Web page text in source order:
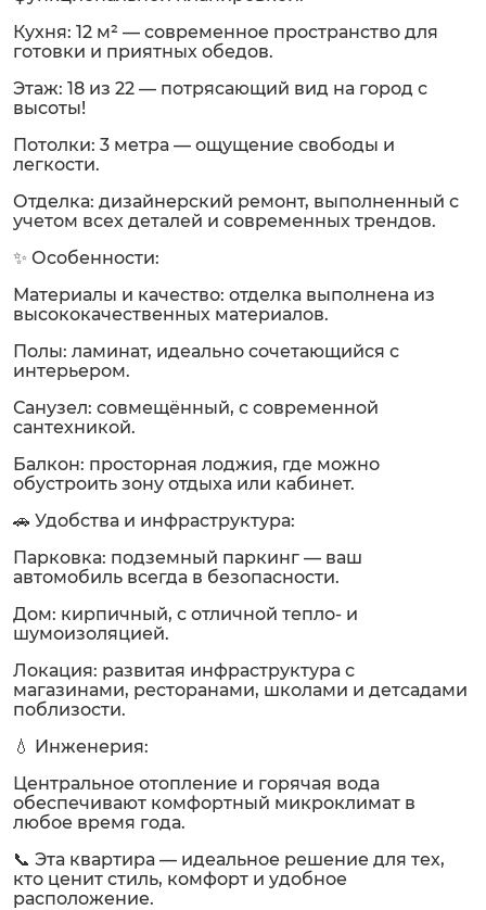
Кухня: 12 м² — современное пространство для
готовки и приятных обедов.
Этаж: 18 из 22 — потрясающий вид на город с
высоты!
Потолки: 3 метра — ощущение свободы и
легкости.
Отделка: дизайнерский ремонт, выполненный с
учетом всех деталей и современных трендов.
✨ Особенности:
Материалы и качество: отделка выполнена из
высококачественных материалов.
Полы: ламинат, идеально сочетающийся с
интерьером.
Санузел: совмещённый, с современной
сантехникой.
Балкон: просторная лоджия, где можно
обустроить зону отдыха или кабинет.
🚗 Удобства и инфраструктура:
Парковка: подземный паркинг — ваш
автомобиль всегда в безопасности.
Дом: кирпичный, с отличной тепло- и
шумоизоляцией.
Локация: развитая инфраструктура с
магазинами, ресторанами, школами и детсадами
поблизости.
💧 Инженерия:
Центральное отопление и горячая вода
обеспечивают комфортный микроклимат в
любое время года.
📞 Эта квартира — идеальное решение для тех,
кто ценит стиль, комфорт и удобное
расположение.